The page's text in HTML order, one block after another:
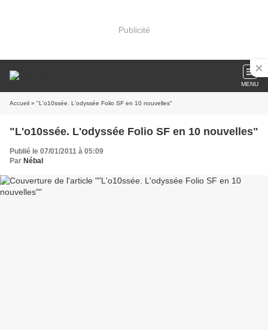
Publicité
MENU
Accueil » "L'o10ssée. L'odyssée Folio SF en 10 nouvelles"
"L'o10ssée. L'odyssée Folio SF en 10 nouvelles"
Publié le 07/01/2011 à 05:09
Par Nébal